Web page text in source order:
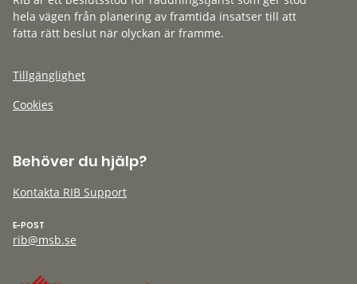
hela vägen från planering av framtida insatser till att
fatta rätt beslut när olyckan är framme.
Tillgänglighet
Cookies
Behöver du hjälp?
Kontakta RIB Support
E-POST
rib@msb.se